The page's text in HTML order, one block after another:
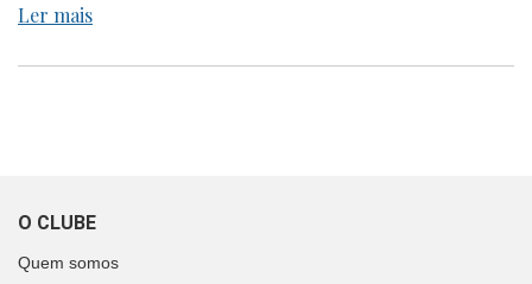
Ler mais
O CLUBE
Quem somos